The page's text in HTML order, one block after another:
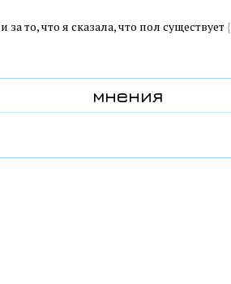
то, что я сказала, что пол существует {
мнения